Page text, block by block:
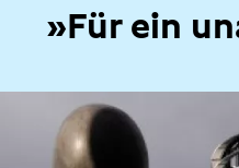
»Für ein